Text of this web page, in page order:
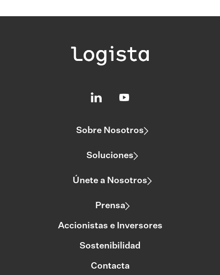
Sobre Nosotros
Soluciones
Únete a Nosotros
Prensa
Accionistas e Inversores
Sostenibilidad
Contacta